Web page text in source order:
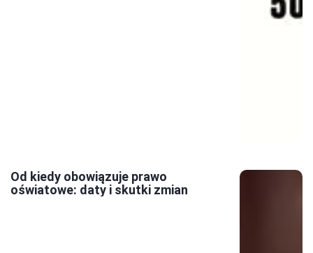
Od kiedy obowiązuje prawo
oświatowe: daty i skutki zmian